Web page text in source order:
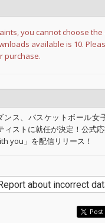
you cannot choose
available is 10.
purchase.
ンス、バスケットボール女
ィストに就任が決定！公式
you」を配信リリース！
about incorrect
Post